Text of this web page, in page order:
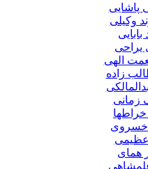
پاشایی
وکیلی
بابایی
یراحی
الهی
زاده
زمانی
خسروی
عظیمی
همای